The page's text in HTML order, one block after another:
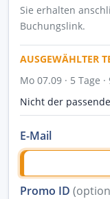
Sie erhalten
Buchungslink.
AUSGEWÄHLTER
Mo 07.09 · 5 Tage
Nicht der
E-Mail
Promo ID